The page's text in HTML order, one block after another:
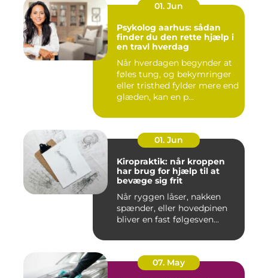
01. Jun
Psykolog aarhus: sådan
finder du den rette hjælp i
en travl hverdag
Når hverdagen begynder at
føles tung, og bekymringer
eller tristhed fylder mere end
glæden, kan en p...
01. Jun
Kiropraktik: når kroppen
har brug for hjælp til at
bevæge sig frit
Når ryggen låser, nakken
spænder, eller hovedpinen
bliver en fast følgesven...
07. May